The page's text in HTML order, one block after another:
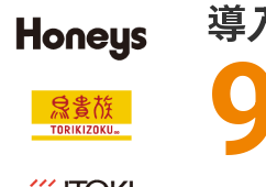
導